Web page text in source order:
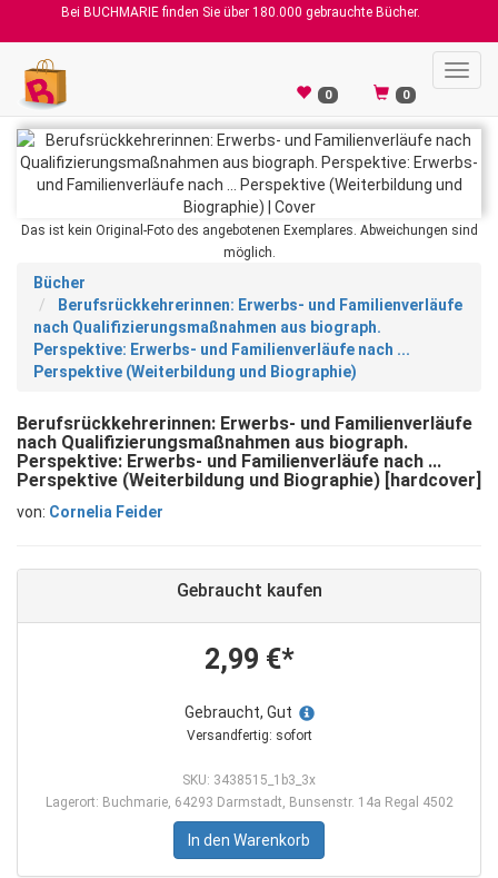
Bei BUCHMARIE finden Sie über 180.000 gebrauchte Bücher.
0 0
Das ist kein Original-Foto des angebotenen Exemplares. Abweichungen sind
möglich.
Bücher
Berufsrückkehrerinnen: Erwerbs- und Familienverläufe
nach Qualifizierungsmaßnahmen aus biograph.
Perspektive: Erwerbs- und Familienverläufe nach ...
Perspektive (Weiterbildung und Biographie)
Berufsrückkehrerinnen: Erwerbs- und Familienverläufe
nach Qualifizierungsmaßnahmen aus biograph.
Perspektive: Erwerbs- und Familienverläufe nach ...
Perspektive (Weiterbildung und Biographie) [hardcover]
von: Cornelia Feider
Gebraucht kaufen
2,99 €*
Gebraucht, Gut
Versandfertig: sofort
SKU: 3438515_1b3_3x
Lagerort: Buchmarie, 64293 Darmstadt, Bunsenstr. 14a Regal 4502
In den Warenkorb